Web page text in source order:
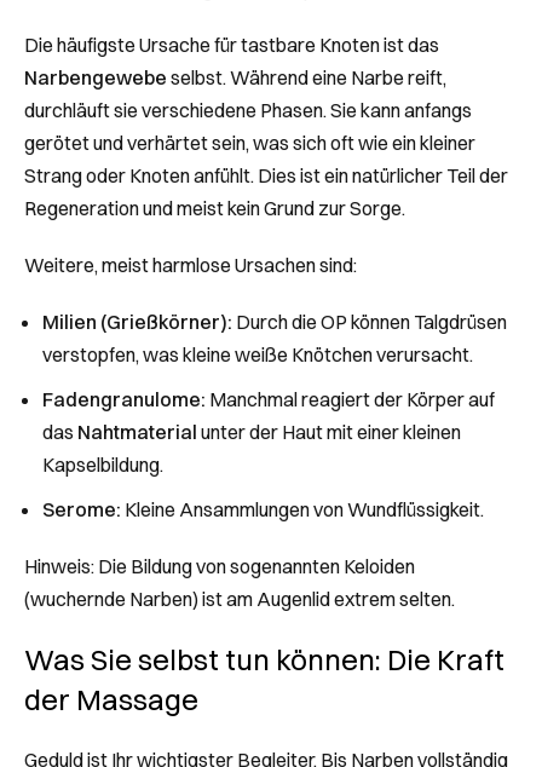
Die häufigste Ursache für tastbare Knoten ist das
Narbengewebe selbst. Während eine Narbe reift,
durchläuft sie verschiedene Phasen. Sie kann anfangs
gerötet und verhärtet sein, was sich oft wie ein kleiner
Strang oder Knoten anfühlt. Dies ist ein natürlicher Teil der
Regeneration und meist kein Grund zur Sorge.
Weitere, meist harmlose Ursachen sind:
Milien (Grießkörner): Durch die OP können Talgdrüsen
verstopfen, was kleine weiße Knötchen verursacht.
Fadengranulome: Manchmal reagiert der Körper auf
das Nahtmaterial unter der Haut mit einer kleinen
Kapselbildung.
Serome: Kleine Ansammlungen von Wundflüssigkeit.
Hinweis: Die Bildung von sogenannten Keloiden
(wuchernde Narben) ist am Augenlid extrem selten.
Was Sie selbst tun können: Die Kraft
der Massage
Geduld ist Ihr wichtigster Begleiter. Bis Narben vollständig